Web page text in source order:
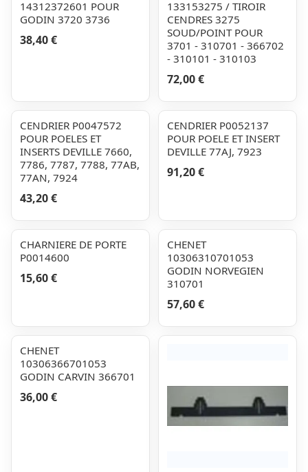
14312372601 POUR
GODIN 3720 3736
38,40 €
133153275 / TIROIR
CENDRES 3275
SOUD/POINT POUR
3701 - 310701 - 366702
- 310101 - 310103
72,00 €
CENDRIER P0047572
POUR POELES ET
INSERTS DEVILLE 7660,
7786, 7787, 7788, 77AB,
77AN, 7924
43,20 €
CENDRIER P0052137
POUR POELE ET INSERT
DEVILLE 77AJ, 7923
91,20 €
CHARNIERE DE PORTE
P0014600
15,60 €
CHENET
10306310701053
GODIN NORVEGIEN
310701
57,60 €
CHENET
10306366701053
GODIN CARVIN 366701
36,00 €